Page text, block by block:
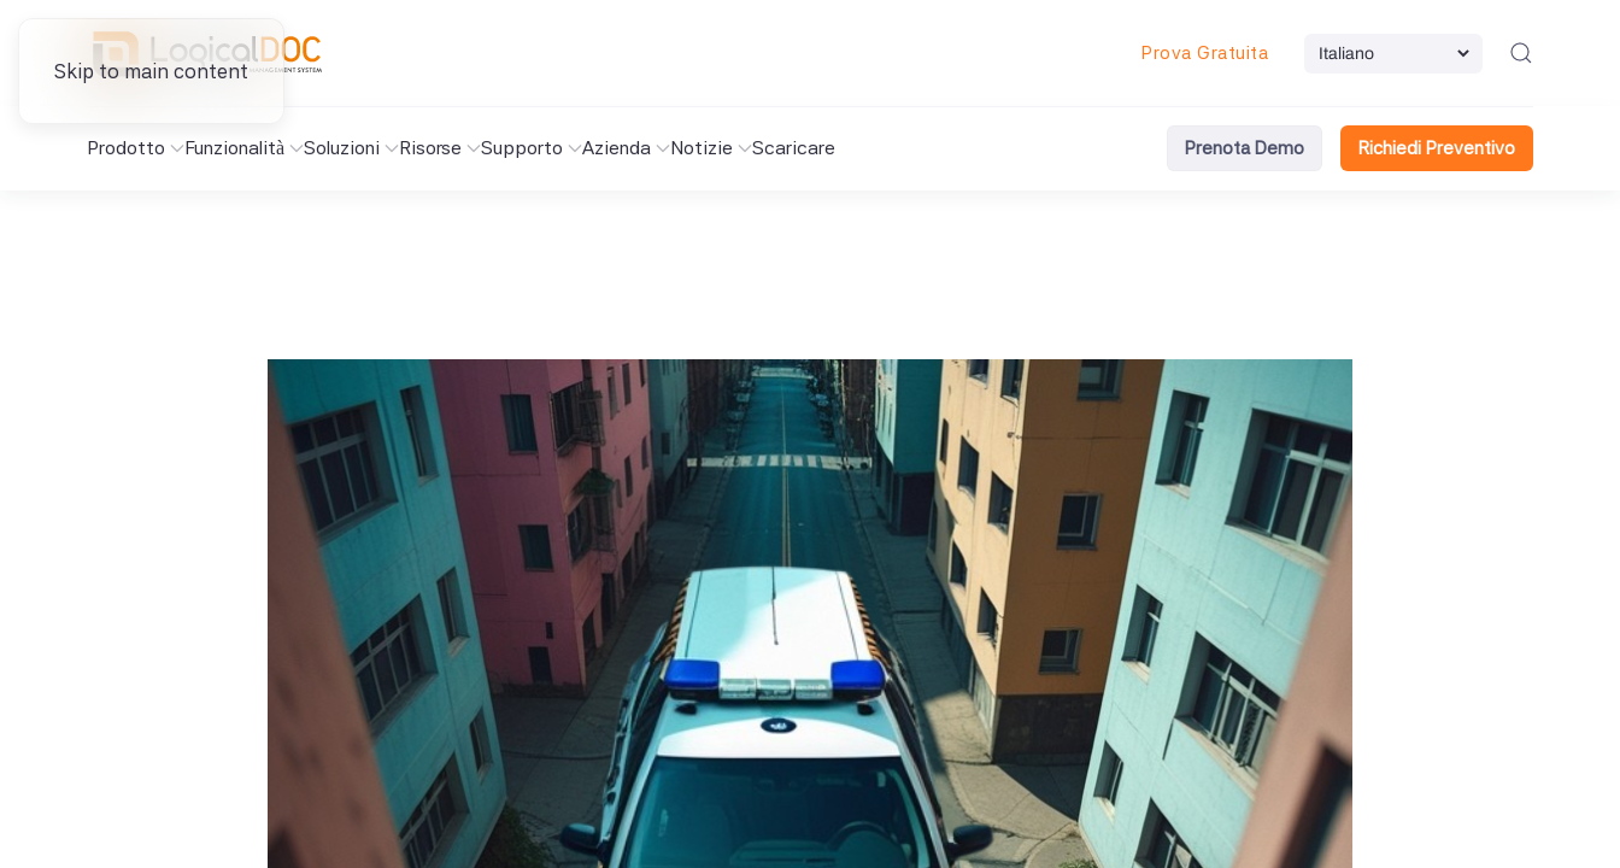
Skip to main content
Prova Gratuita
Prodotto Funzionalità Soluzioni Risorse Supporto Azienda Notizie Scaricare Prenota Demo Richiedi Preventivo